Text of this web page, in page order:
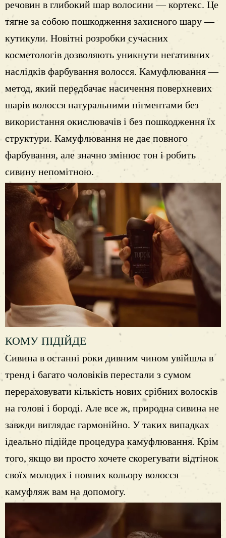
речовин в глибокий шар волосини — кортекс. Це
тягне за собою пошкодження захисного шару —
кутикули. Новітні розробки сучасних
косметологів дозволяють уникнути негативних
наслідків фарбування волосся. Камуфлювання —
метод, який передбачає насичення поверхневих
шарів волосся натуральними пігментами без
використання окислювачів і без пошкодження їх
структури. Камуфлювання не дає повного
фарбування, але значно змінює тон і робить
сивину непомітною.
КОМУ ПІДІЙДЕ
Сивина в останні роки дивним чином увійшла в
тренд і багато чоловіків перестали з сумом
перераховувати кількість нових срібних волосків
на голові і бороді. Але все ж, природна сивина не
завжди виглядає гармонійно. У таких випадках
ідеально підійде процедура камуфлювання. Крім
того, якщо ви просто хочете скорегувати відтінок
своїх молодих і повних кольору волосся —
камуфляж вам на допомогу.